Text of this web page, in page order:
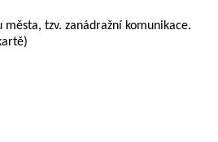
tzv. zanádražní komunikace.